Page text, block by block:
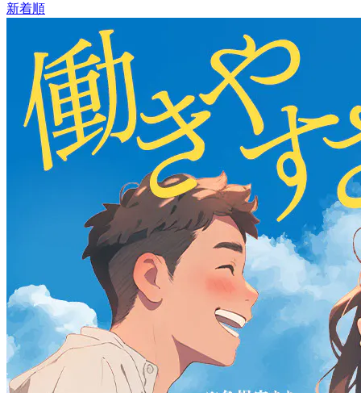
新着順